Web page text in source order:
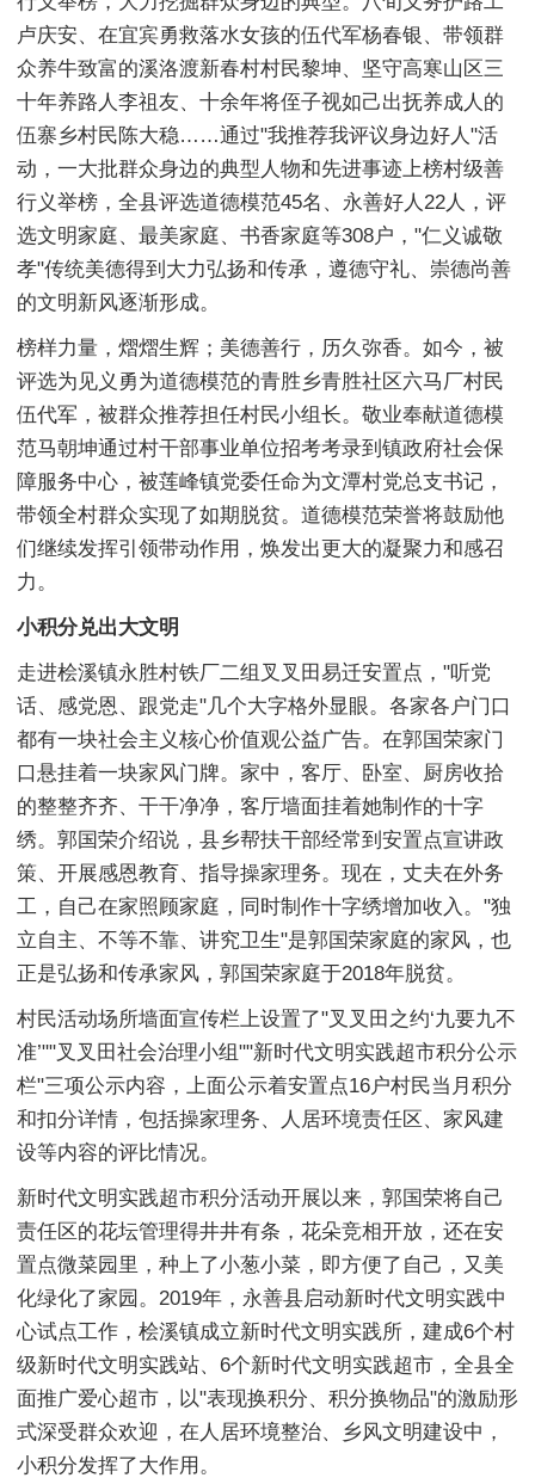
卢庆安、在宜宾勇救落水女孩的伍代军杨春银、带领群
众养牛致富的溪洛渡新春村村民黎坤、坚守高寒山区三
十年养路人李祖友、十余年将侄子视如己出抚养成人的
伍寨乡村民陈大稳……通过"我推荐我评议身边好人"活
动，一大批群众身边的典型人物和先进事迹上榜村级善
行义举榜，全县评选道德模范45名、永善好人22人，评
选文明家庭、最美家庭、书香家庭等308户，"仁义诚敬
孝"传统美德得到大力弘扬和传承，遵德守礼、崇德尚善
的文明新风逐渐形成。
榜样力量，熠熠生辉；美德善行，历久弥香。如今，被
评选为见义勇为道德模范的青胜乡青胜社区六马厂村民
伍代军，被群众推荐担任村民小组长。敬业奉献道德模
范马朝坤通过村干部事业单位招考考录到镇政府社会保
障服务中心，被莲峰镇党委任命为文潭村党总支书记，
带领全村群众实现了如期脱贫。道德模范荣誉将鼓励他
们继续发挥引领带动作用，焕发出更大的凝聚力和感召
力。
小积分兑出大文明
走进桧溪镇永胜村铁厂二组叉叉田易迁安置点，"听党
话、感党恩、跟党走"几个大字格外显眼。各家各户门口
都有一块社会主义核心价值观公益广告。在郭国荣家门
口悬挂着一块家风门牌。家中，客厅、卧室、厨房收拾
的整整齐齐、干干净净，客厅墙面挂着她制作的十字
绣。郭国荣介绍说，县乡帮扶干部经常到安置点宣讲政
策、开展感恩教育、指导操家理务。现在，丈夫在外务
工，自己在家照顾家庭，同时制作十字绣增加收入。"独
立自主、不等不靠、讲究卫生"是郭国荣家庭的家风，也
正是弘扬和传承家风，郭国荣家庭于2018年脱贫。
村民活动场所墙面宣传栏上设置了"叉叉田之约‘九要九不
准’""叉叉田社会治理小组""新时代文明实践超市积分公示
栏"三项公示内容，上面公示着安置点16户村民当月积分
和扣分详情，包括操家理务、人居环境责任区、家风建
设等内容的评比情况。
新时代文明实践超市积分活动开展以来，郭国荣将自己
责任区的花坛管理得井井有条，花朵竞相开放，还在安
置点微菜园里，种上了小葱小菜，即方便了自己，又美
化绿化了家园。2019年，永善县启动新时代文明实践中
心试点工作，桧溪镇成立新时代文明实践所，建成6个村
级新时代文明实践站、6个新时代文明实践超市，全县全
面推广爱心超市，以"表现换积分、积分换物品"的激励形
式深受群众欢迎，在人居环境整治、乡风文明建设中，
小积分发挥了大作用。